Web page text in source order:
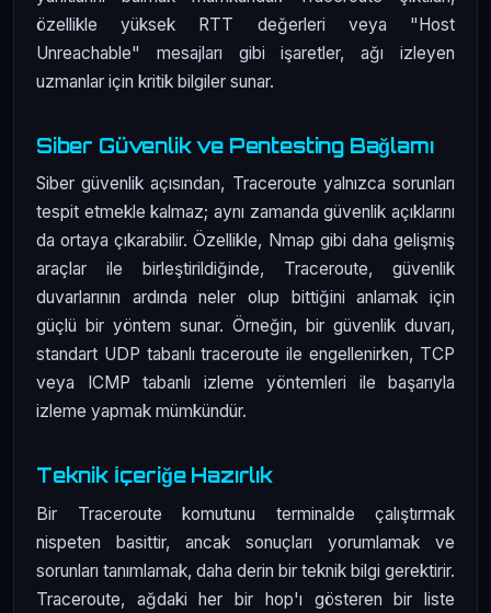
özellikle yüksek RTT değerleri veya "Host
Unreachable" mesajları gibi işaretler, ağı izleyen
uzmanlar için kritik bilgiler sunar.
Siber Güvenlik ve Pentesting Bağlamı
Siber güvenlik açısından, Traceroute yalnızca sorunları
tespit etmekle kalmaz; aynı zamanda güvenlik açıklarını
da ortaya çıkarabilir. Özellikle, Nmap gibi daha gelişmiş
araçlar ile birleştirildiğinde, Traceroute, güvenlik
duvarlarının ardında neler olup bittiğini anlamak için
güçlü bir yöntem sunar. Örneğin, bir güvenlik duvarı,
standart UDP tabanlı traceroute ile engellenirken, TCP
veya ICMP tabanlı izleme yöntemleri ile başarıyla
izleme yapmak mümkündür.
Teknik İçeriğe Hazırlık
Bir Traceroute komutunu terminalde çalıştırmak
nispeten basittir, ancak sonuçları yorumlamak ve
sorunları tanımlamak, daha derin bir teknik bilgi gerektirir.
Traceroute, ağdaki her bir hop'ı gösteren bir liste